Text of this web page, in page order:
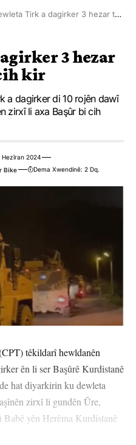
Tirk a dagirker 3 hezar tank li Başûr bi cih kir
3 hezar
kir
a dagirker di 10 rojên dawî
zirxî li axa Başûr bi cih
Hezîran 2024
Dema Xwendinê: 2 Dq.
têkildarî hewldanên
ên li ser Başûrê Kurdistanê
hat diyarkirin ku dewleta
zirxî li gundên Ûre,
yên Herêma Kurdistanê